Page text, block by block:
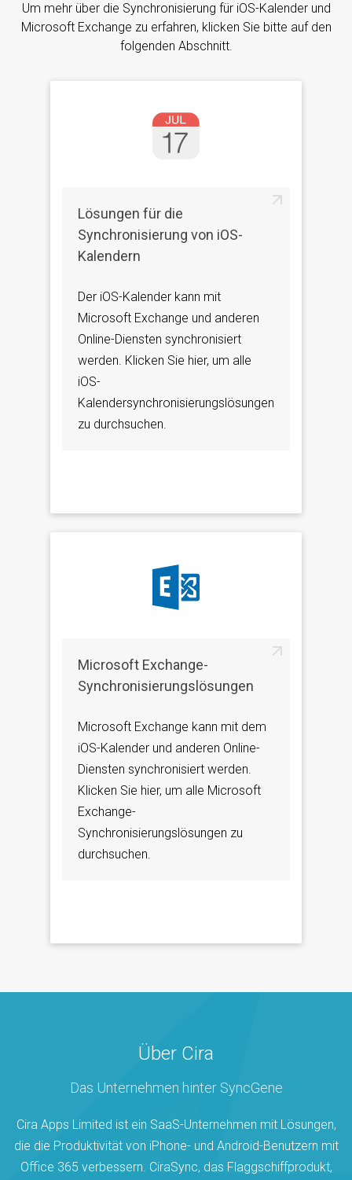
Um mehr über die Synchronisierung für iOS-Kalender und
Microsoft Exchange zu erfahren, klicken Sie bitte auf den
folgenden Abschnitt.
Lösungen für die
Synchronisierung von iOS-
Kalendern
Der iOS-Kalender kann mit
Microsoft Exchange und anderen
Online-Diensten synchronisiert
werden. Klicken Sie hier, um alle
iOS-
Kalendersynchronisierungslösungen
zu durchsuchen.
Microsoft Exchange-
Synchronisierungslösungen
Microsoft Exchange kann mit dem
iOS-Kalender und anderen Online-
Diensten synchronisiert werden.
Klicken Sie hier, um alle Microsoft
Exchange-
Synchronisierungslösungen zu
durchsuchen.
Über Cira
Das Unternehmen hinter SyncGene
Cira Apps Limited ist ein SaaS-Unternehmen mit Lösungen,
die die Produktivität von iPhone- und Android-Benutzern mit
Office 365 verbessern. CiraSync, das Flaggschiffprodukt,